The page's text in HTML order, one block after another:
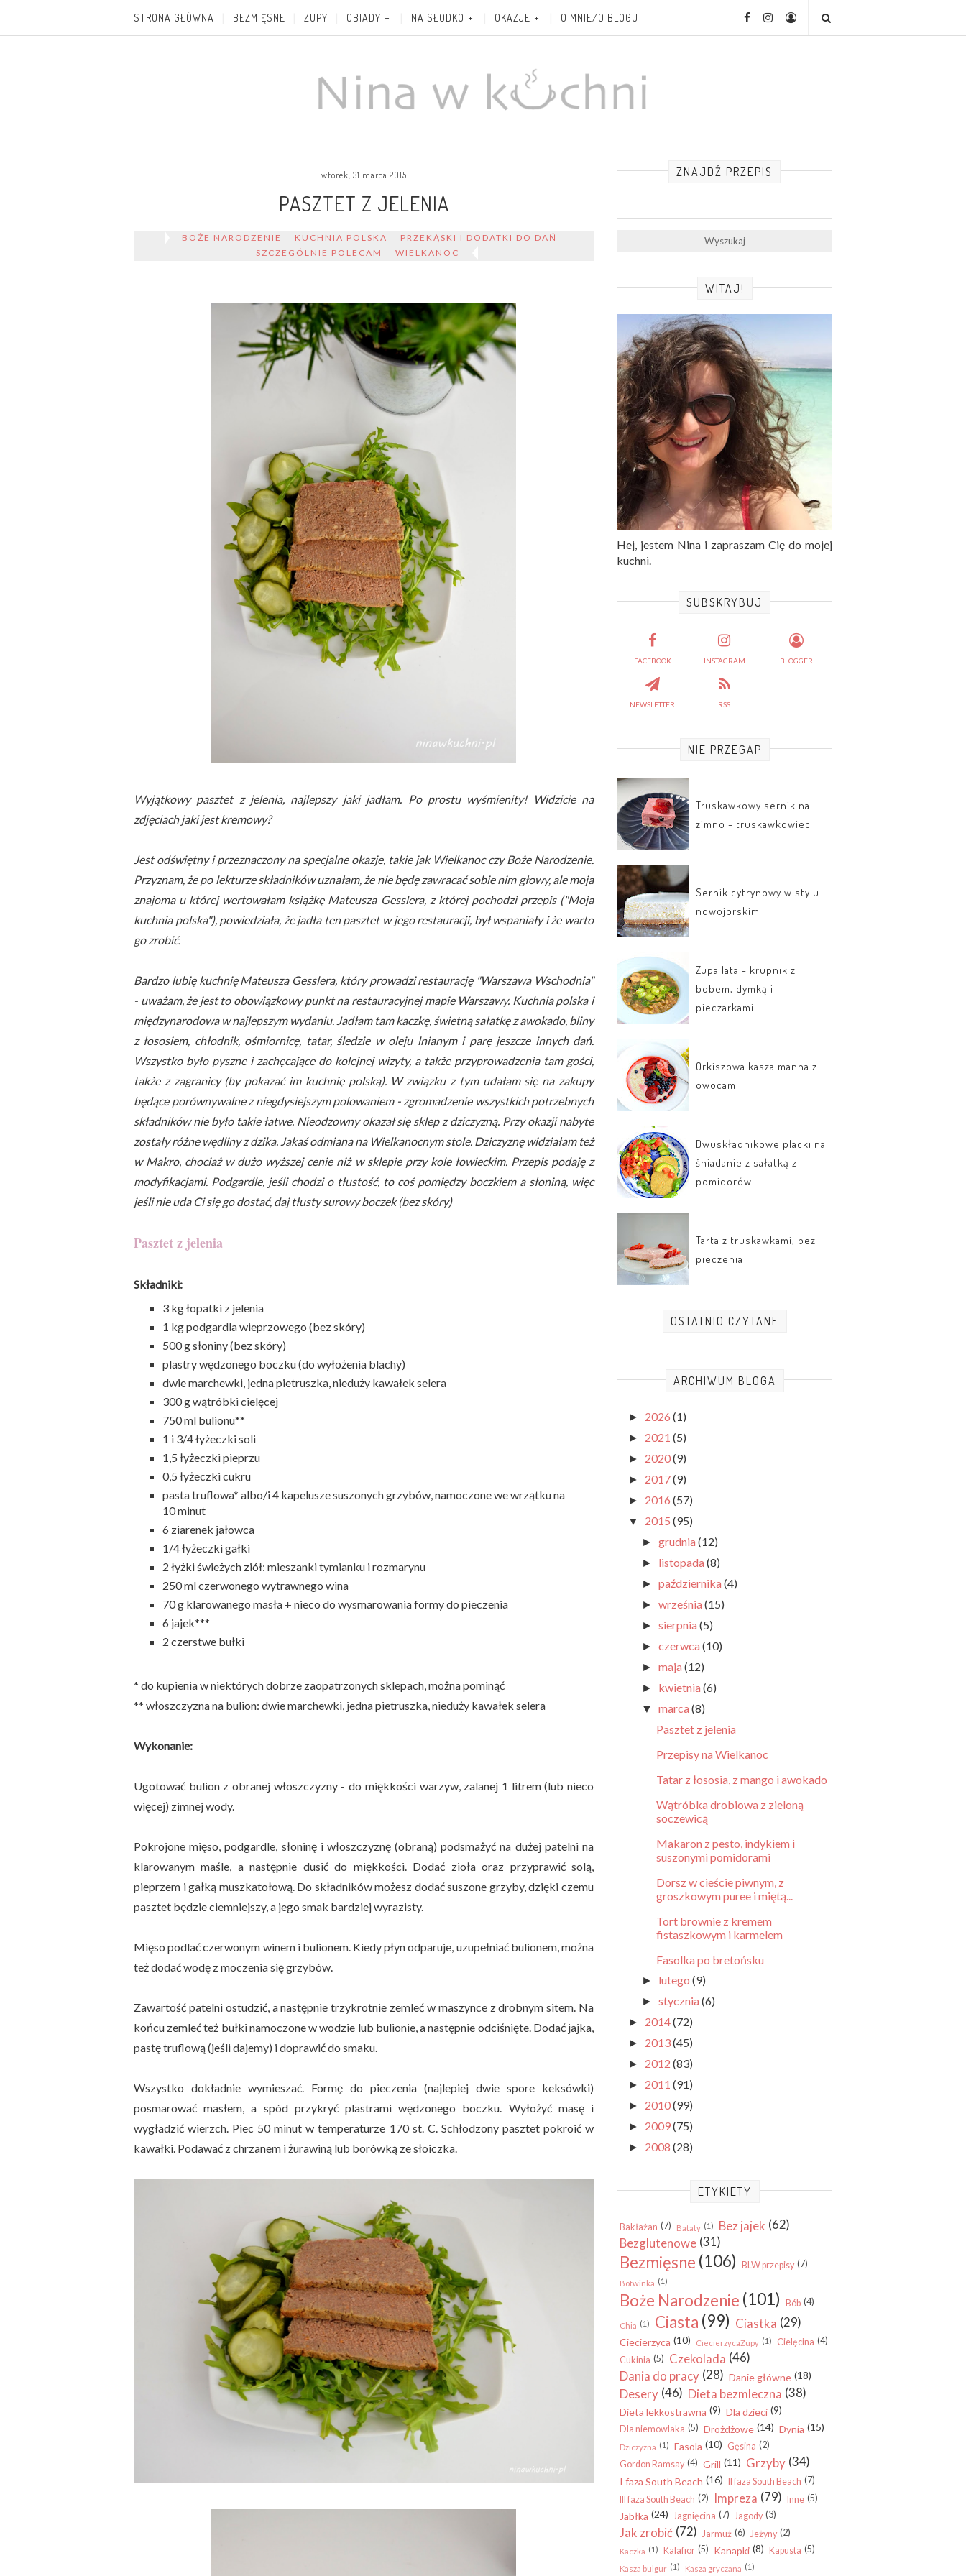
STRONA GŁÓWNA BEZMIĘSNE ZUPY OBIADY NA SŁODKO OKAZJE O MNIE/O BLOGU
wtorek, 31 marca 2015
PASZTET Z JELENIA
BOŻE NARODZENIE KUCHNIA POLSKA
PRZEKĄSKI I DODATKI DO DAŃ
SZCZEGÓLNIE POLECAM
WIELKANOC
Wyjątkowy pasztet z jelenia, najlepszy jaki jadłam. Po prostu wyśmienity! Widzicie na
zdjęciach jaki jest kremowy?
Jest odświętny i przeznaczony na specjalne okazje, takie jak Wielkanoc czy Boże Narodzenie.
Przyznam, że po lekturze składników uznałam, że nie będę zawracać sobie nim głowy, ale moja
znajoma u której wertowałam książkę Mateusza Gesslera, z której pochodzi przepis ("Moja
kuchnia polska"), powiedziała, że jadła ten pasztet w jego restauracji, był wspaniały i że warto
go zrobić.
Bardzo lubię kuchnię Mateusza Gesslera, który prowadzi restaurację "Warszawa Wschodnia"
- uważam, że jest to obowiązkowy punkt na restauracyjnej mapie Warszawy. Kuchnia polska i
międzynarodowa w najlepszym wydaniu. Jadłam tam kaczkę, świetną sałatkę z awokado, bliny
z łososiem, chłodnik, ośmiornicę, tatar, śledzie w oleju lnianym i parę jeszcze innych dań.
Wszystko było pyszne i zachęcające do kolejnej wizyty, a także przyprowadzenia tam gości,
także z zagranicy (by pokazać im kuchnię polską). W związku z tym udałam się na zakupy
będące porównywalne z niegdysiejszym polowaniem - zgromadzenie wszystkich potrzebnych
składników nie było takie łatwe. Nieodzowny okazał się sklep z dziczyzną. Przy okazji nabyte
zostały różne wędliny z dzika. Jakaś odmiana na Wielkanocnym stole. Dziczyznę widziałam też
w Makro, chociaż w dużo wyższej cenie niż w sklepie przy kole łowieckim. Przepis podaję z
modyfikacjami. Podgardle, jeśli chodzi o tłustość, to coś pomiędzy boczkiem a słoniną, więc
jeśli nie uda Ci się go dostać, daj tłusty surowy boczek (bez skóry)
Pasztet z jelenia
Składniki:
3 kg łopatki z jelenia
1 kg podgardla wieprzowego (bez skóry)
500 g słoniny (bez skóry)
plastry wędzonego boczku (do wyłożenia blachy)
dwie marchewki, jedna pietruszka, nieduży kawałek selera
300 g wątróbki cielęcej
750 ml bulionu**
1 i 3/4 łyżeczki soli
1,5 łyżeczki pieprzu
0,5 łyżeczki cukru
pasta truflowa* albo/i 4 kapelusze suszonych grzybów, namoczone we wrzątku na
10 minut
6 ziarenek jałowca
1/4 łyżeczki gałki
2 łyżki świeżych ziół: mieszanki tymianku i rozmarynu
250 ml czerwonego wytrawnego wina
70 g klarowanego masła + nieco do wysmarowania formy do pieczenia
6 jajek***
2 czerstwe bułki
* do kupienia w niektórych dobrze zaopatrzonych sklepach, można pominąć
** włoszczyzna na bulion: dwie marchewki, jedna pietruszka, nieduży kawałek selera
Wykonanie:
Ugotować bulion z obranej włoszczyzny - do miękkości warzyw, zalanej 1 litrem (lub nieco
więcej) zimnej wody.
Pokrojone mięso, podgardle, słoninę i włoszczyznę (obraną) podsmażyć na dużej patelni na
klarowanym maśle, a następnie dusić do miękkości. Dodać zioła oraz przyprawić solą,
pieprzem i gałką muszkatołową. Do składników możesz dodać suszone grzyby, dzięki czemu
pasztet będzie ciemniejszy, a jego smak bardziej wyrazisty.
Mięso podlać czerwonym winem i bulionem. Kiedy płyn odparuje, uzupełniać bulionem, można
też dodać wodę z moczenia się grzybów.
Zawartość patelni ostudzić, a następnie trzykrotnie zemleć w maszynce z drobnym sitem. Na
końcu zemleć też bułki namoczone w wodzie lub bulionie, a następnie odciśnięte. Dodać jajka,
pastę truflową (jeśli dajemy) i doprawić do smaku.
Wszystko dokładnie wymieszać. Formę do pieczenia (najlepiej dwie spore keksówki)
posmarować masłem, a spód przykryć plastrami wędzonego boczku. Wyłożyć masę i
wygładzić wierzch. Piec 50 minut w temperaturze 170 st. C. Schłodzony pasztet pokroić w
kawałki. Podawać z chrzanem i żurawiną lub borówką ze słoiczka.
ZNAJDŹ PRZEPIS
WITAJ!
Hej, jestem Nina i zapraszam Cię do mojej
kuchni.
SUBSKRYBUJ
FACEBOOK INSTAGRAM BLOGGER
NEWSLETTER RSS
NIE PRZEGAP
Truskawkowy sernik na
zimno - truskawkowiec
Sernik cytrynowy w stylu
nowojorskim
Zupa lata - krupnik z
bobem, dymką i
pieczarkami
Orkiszowa kasza manna z
owocami
Dwuskładnikowe placki na
śniadanie z sałatką z
pomidorów
Tarta z truskawkami, bez
pieczenia
OSTATNIO CZYTANE
ARCHIWUM BLOGA
► 2026 (1)
► 2021 (5)
► 2020(9)
► 2017(9)
► 2016 (57)
▼ 2015 (95)
►grudnia(12)
► listopada(8)
►października(4)
►września(15)
►sierpnia(5)
►czerwca(10)
►maja(12)
► kwietnia(6)
▼marca(8)
Pasztet z jelenia
Przepisy na Wielkanoc
Tatar z łososia, z mango i awokado
Wątróbka drobiowa z zieloną
soczewicą
Makaron z pesto, indykiem i
suszonymi pomidorami
Dorsz w cieście piwnym, z
groszkowym puree i miętą...
Tort brownie z kremem
fistaszkowym i karmelem
Fasolka po bretońsku
► lutego(9)
►stycznia(6)
► 2014(72)
► 2013(45)
► 2012 (83)
► 2011 (91)
► 2010(99)
► 2009(75)
► 2008 (28)
ETYKIETY
Bakłażan (7) Bataty (1) Bez jajek (62)
Bezglutenowe (31)
Bezmięsne (106) BLW przepisy (7)
Botwinka (1)
Boże Narodzenie (101) Bób (4)
Chia (1) Ciasta (99) Ciastka (29)
Ciecierzyca (10) CiecierzycaZupy (1) Cielęcina (4)
Cukinia (5) Czekolada (46)
Dania do pracy (28) Danie główne (18)
Desery (46) Dieta bezmleczna (38)
Dieta lekkostrawna (9) Dla dzieci (9)
Dla niemowlaka (5) Drożdżowe (14) Dynia (15)
Dziczyzna (1) Fasola (10) Gęsina (2)
Gordon Ramsay (4) Grill (11) Grzyby (34)
I faza South Beach (16) II faza South Beach (7)
III faza South Beach (2) Impreza (79) Inne (5)
Jabłka (24) Jagnięcina (7) Jagody (3)
Jak zrobić (72) Jarmuż (6) Jeżyny (2)
Kaczka (1) Kalafior (5) Kanapki (8) Kapusta (5)
Kasza bulgur (1) Kasza gryczana (1)